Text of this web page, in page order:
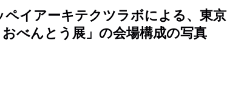
イアーキテクツラボによる、東京
べんとう展」の会場構成の写真